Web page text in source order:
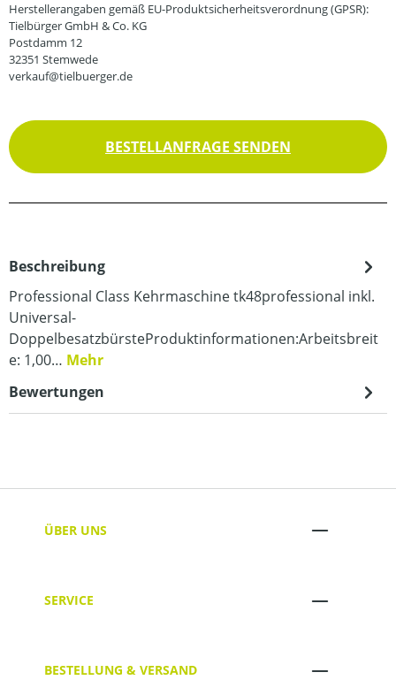
Herstellerangaben gemäß EU-Produktsicherheitsverordnung (GPSR):
Tielbürger GmbH & Co. KG
Postdamm 12
32351 Stemwede
verkauf@tielbuerger.de
BESTELLANFRAGE SENDEN
Beschreibung
Professional Class Kehrmaschine tk48professional inkl.
Universal-
DoppelbesatzbürsteProduktinformationen:Arbeitsbreit
e: 1,00… Mehr
Bewertungen
ÜBER UNS
SERVICE
BESTELLUNG & VERSAND